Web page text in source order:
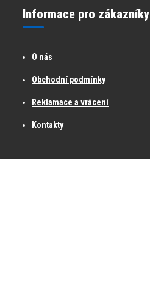
Informace pro zákazníky
O nás
Obchodní podmínky
Reklamace a vrácení
Kontakty